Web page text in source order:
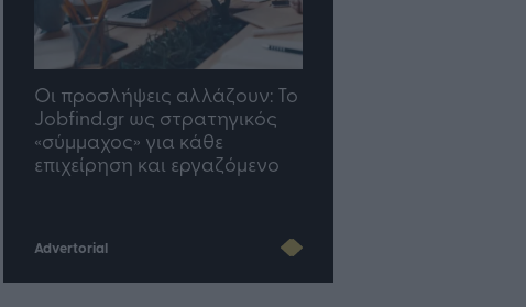
TP Greece: Πώς
διαμορφώνεται το μέλλον
του Insurance στην εποχή
του AI
Advertorial